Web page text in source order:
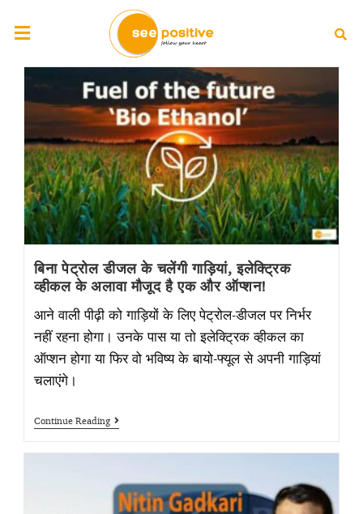
बिना पेट्रोल डीजल के चलेंगी गाड़ियां, इलेक्ट्रिक
व्हीकल के अलावा मौजूद है एक और ऑप्शन!
आने वाली पीढ़ी को गाड़ियों के लिए पेट्रोल-डीजल पर निर्भर
नहीं रहना होगा। उनके पास या तो इलेक्ट्रिक व्हीकल का
ऑप्शन होगा या फिर वो भविष्य के बायो-फ्यूल से अपनी गाड़ियां
चलाएंगे।
Continue Reading